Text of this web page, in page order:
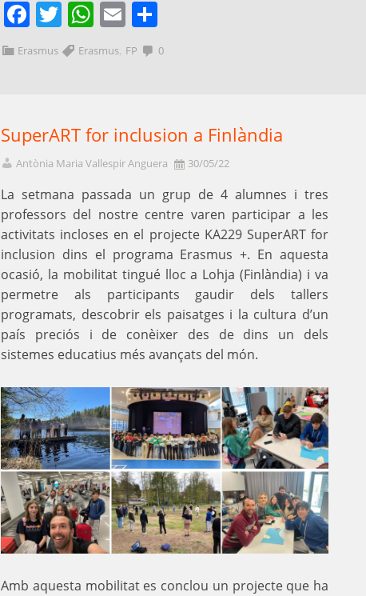
Facebook
Twitter
WhatsApp
Email
Erasmus Erasmus FP 0
SuperART for inclusion a Finlàndia
Antònia Maria Vallespir Anguera 30/05/22
La setmana passada un grup de 4 alumnes i tres
professors del nostre centre varen participar a les
activitats incloses en el projecte KA229 SuperART for
inclusion dins el programa Erasmus +. En aquesta
ocasió, la mobilitat tingué lloc a Lohja (Finlàndia) i va
permetre als participants gaudir dels tallers
programats, descobrir els paisatges i la cultura d’un
país preciós i de conèixer des de dins un dels
sistemes educatius més avançats del món.
Amb aquesta mobilitat es conclou un projecte que ha